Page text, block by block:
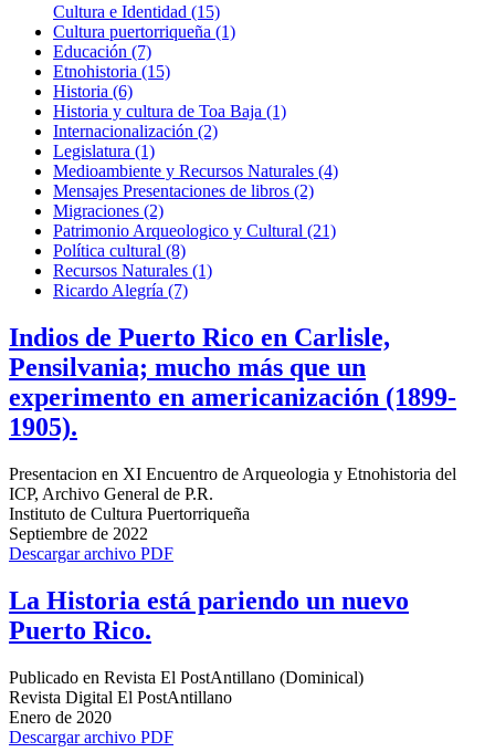
Cultura e Identidad (15)
Cultura puertorriqueña (1)
Educación (7)
Etnohistoria (15)
Historia (6)
Historia y cultura de Toa Baja (1)
Internacionalización (2)
Legislatura (1)
Medioambiente y Recursos Naturales (4)
Mensajes Presentaciones de libros (2)
Migraciones (2)
Patrimonio Arqueologico y Cultural (21)
Política cultural (8)
Recursos Naturales (1)
Ricardo Alegría (7)
Indios de Puerto Rico en Carlisle,
Pensilvania; mucho más que un
experimento en americanización (1899-
1905).
Presentacion en XI Encuentro de Arqueologia y Etnohistoria del
ICP, Archivo General de P.R.
Instituto de Cultura Puertorriqueña
Septiembre de 2022
Descargar archivo PDF
La Historia está pariendo un nuevo
Puerto Rico.
Publicado en Revista El PostAntillano (Dominical)
Revista Digital El PostAntillano
Enero de 2020
Descargar archivo PDF